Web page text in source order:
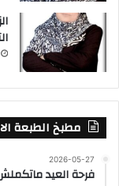
مطبخ الطبعة
2026-05-27
فرحة العيد